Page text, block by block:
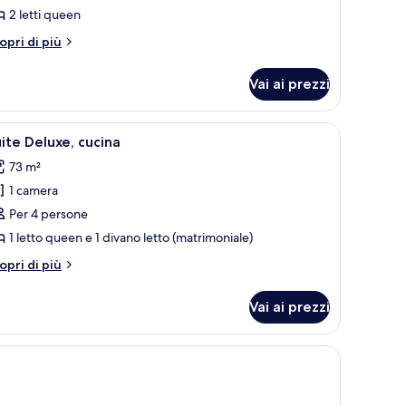
2 letti queen
di più
Vai ai prezzi
scrivania, una sedia e una televisione.Una camera d'albergo con un letto grande,
4 Deluxe, cucina
73 m²
1 camera
Per 4 persone
1 letto queen e 1 divano letto (matrimoniale)
di più
Vai ai prezzi